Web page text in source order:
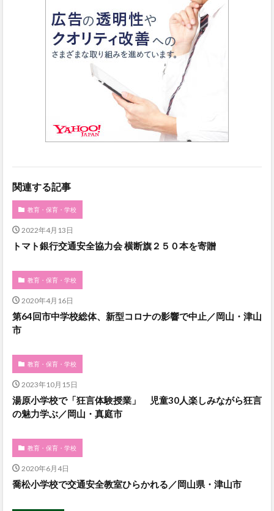
関連する記事
教育・保育・学校
2022年4月13日
トマト銀行交通安全協力会 横断旗２５０本を寄贈
教育・保育・学校
2020年4月16日
第64回市中学校総体、新型コロナの影響で中止／岡山・津山
市
教育・保育・学校
2023年10月15日
湯原小学校で「狂言体験授業」 児童30人楽しみながら狂言
の魅力学ぶ／岡山・真庭市
教育・保育・学校
2020年6月4日
喬松小学校で交通安全教室ひらかれる／岡山県・津山市